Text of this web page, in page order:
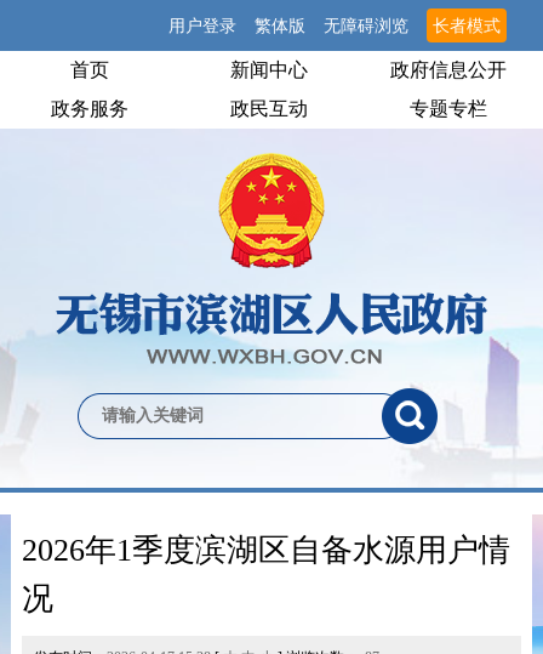
用户登录 繁体版 无障碍浏览 长者模式
首页 新闻中心
政府信息公开
政务服务
政民互动 专题专栏
2026年1季度滨湖区自备水源用户情
况